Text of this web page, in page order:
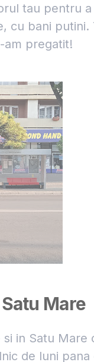
tau pentru
cu bani putini.
am pregatit!
Mare
si in Satu Mare
de luni